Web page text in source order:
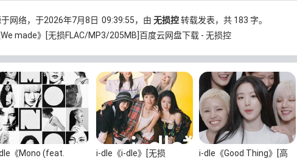
网络，于2026年7月8日 09:39:55，由 无损控转载发表，共 183 字。
made》[无损FLAC/MP3/205MB]百度云网盘下载 - 无损控
《Mono (feat.
i-dle《i-dle》[无损
i-dle《Good Thing》[高